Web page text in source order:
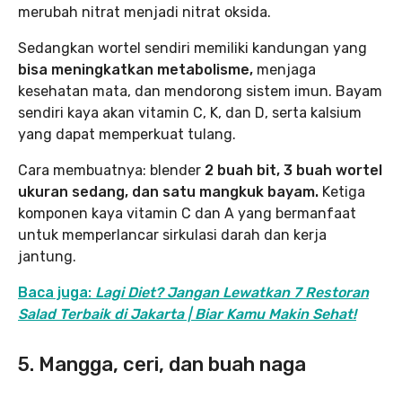
merubah nitrat menjadi nitrat oksida.
Sedangkan wortel sendiri memiliki kandungan yang
bisa meningkatkan metabolisme, menjaga
kesehatan mata, dan mendorong sistem imun. Bayam
sendiri kaya akan vitamin C, K, dan D, serta kalsium
yang dapat memperkuat tulang.
Cara membuatnya: blender 2 buah bit, 3 buah wortel
ukuran sedang, dan satu mangkuk bayam. Ketiga
komponen kaya vitamin C dan A yang bermanfaat
untuk memperlancar sirkulasi darah dan kerja
jantung.
Baca juga: Lagi Diet? Jangan Lewatkan 7 Restoran
Salad Terbaik di Jakarta | Biar Kamu Makin Sehat!
5. Mangga, ceri, dan buah naga